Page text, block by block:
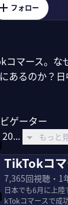
フォロー
コマース。
あるのか？
ゲーター
もっと
TikTokコ
7,365回視聴・ 1
日本でも6月に上
kTokコマースで成